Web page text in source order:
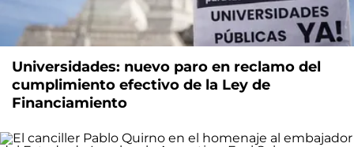
Universidades: nuevo paro en reclamo del
cumplimiento efectivo de la Ley de
Financiamiento